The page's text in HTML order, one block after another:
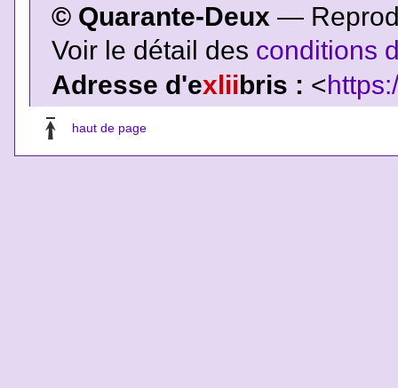
© Quarante-Deux —
Voir le détail des conditions
Adresse d'exlii bris : <
haut de page